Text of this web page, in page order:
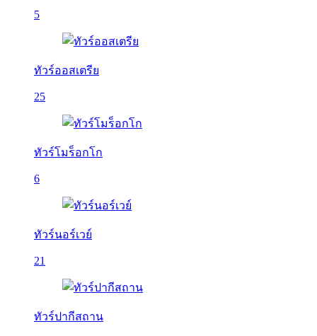
5
ทัวร์ออสเตรีย
25
ทัวร์โมร็อกโก
6
ทัวร์นอร์เวย์
21
ทัวร์ปากีสถาน